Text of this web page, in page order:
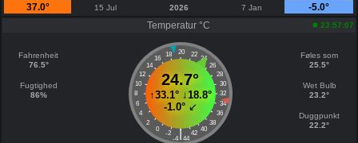
37.0°
15 Jul 2026 7 Jan
-5.0°
Temperatur °C
23:57:07
Fahrenheit
76.5°
Fugtighed
86%
20
18 22
16
24
14
26
12
28
10
30
8
32
6
34
4
36
2
38
0
40
-2 42
|
-4 44
24.7°
↑33.1°↓18.8°
-1.0°↙
Føles som
25.5°
Wet Bulb
23.2°
Duggpunkt
22.2°